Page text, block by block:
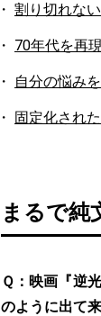
割り切れない
70年代を再
自分の悩み
固定化され
まるで純
Ｑ：映画『逆
のように出て